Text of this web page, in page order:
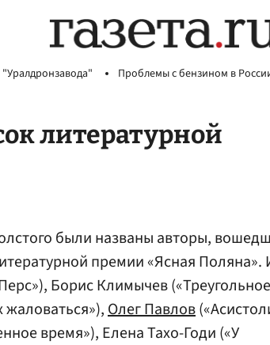
Проблемы с бензином в
литературной
были названы авторы,
премии «Ясная Поляна».
Борис Климычев («Треугольное
жаловаться»),Олег Павлов
время»), Елена Тахо-Годи («У